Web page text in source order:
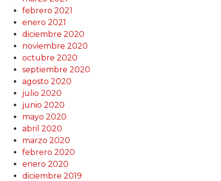
febrero 2021
enero 2021
diciembre 2020
noviembre 2020
octubre 2020
septiembre 2020
agosto 2020
julio 2020
junio 2020
mayo 2020
abril 2020
marzo 2020
febrero 2020
enero 2020
diciembre 2019